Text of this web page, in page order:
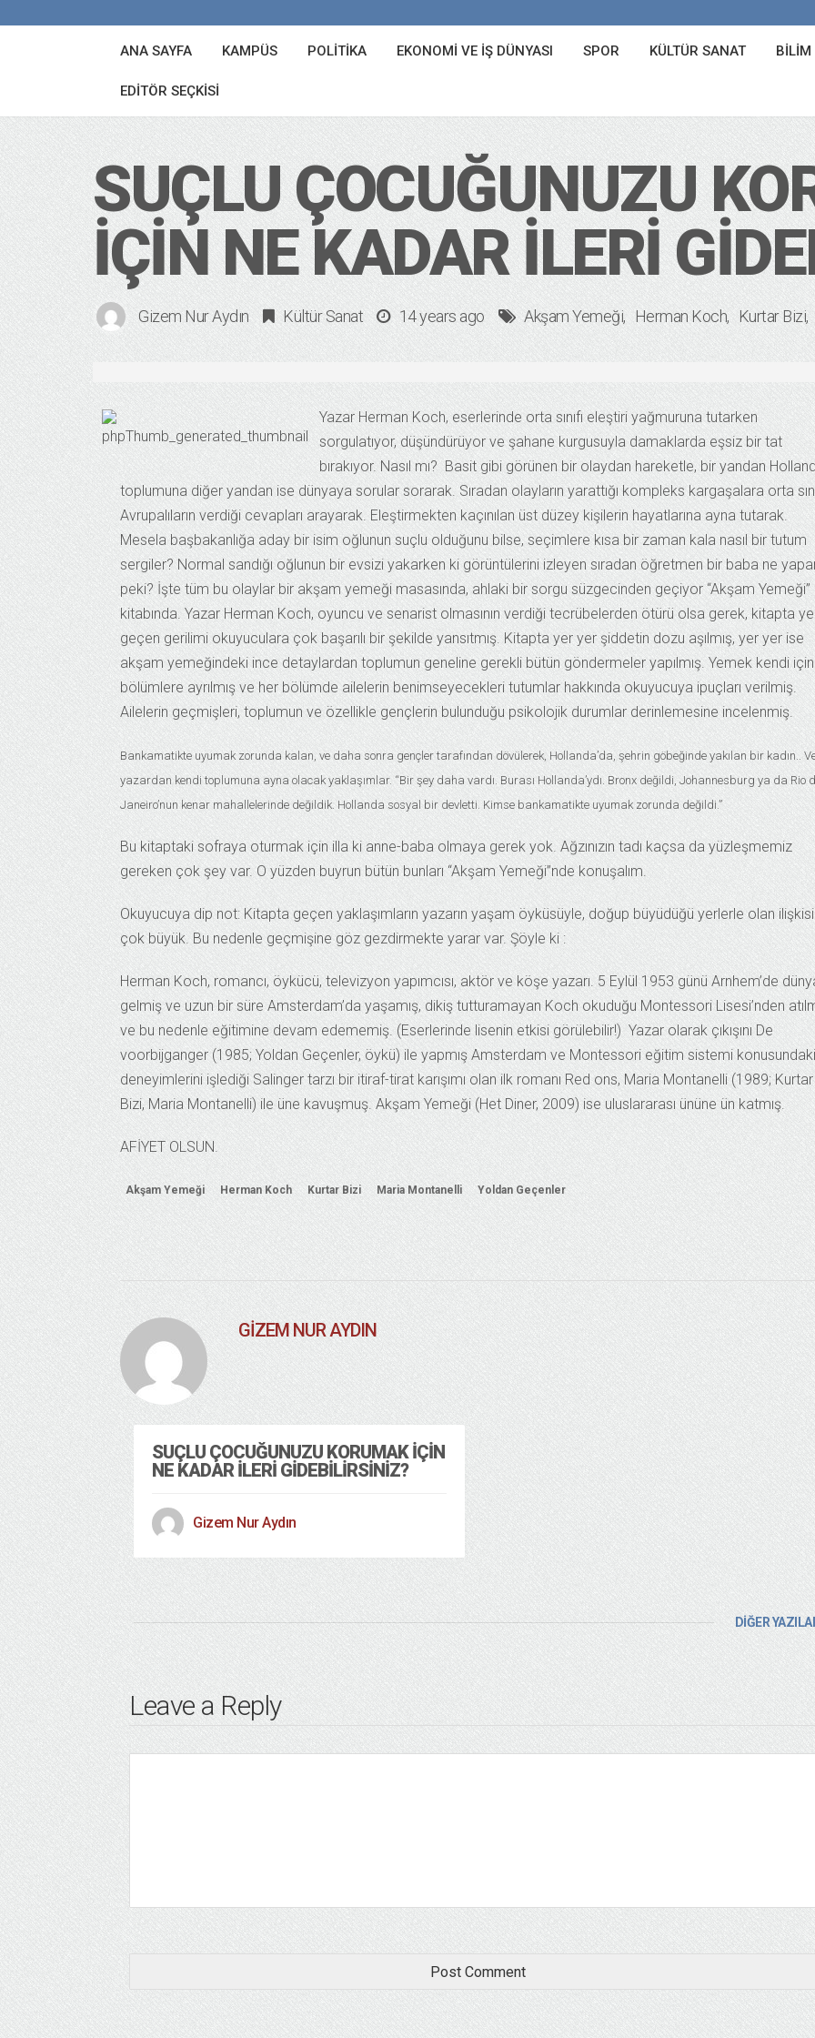
ANA SAYFA KAMPÜS POLITIKA EKONOMI VE İŞ DÜNYASI SPOR KÜLTÜR SANAT BILIM
EDITÖR SEÇKISI
SUÇLU ÇOCUĞUNUZU
İÇIN NE KADAR İLERI
Gizem Nur Aydın Kültür Sanat 14 years ago Akşam Yemeği Herman Koch Kurtar Bizi
Yazar Herman Koch, eserlerinde orta sınıfı eleştiri yağmuruna tutarken
sorgulatıyor, düşündürüyor ve şahane kurgusuyla damaklarda eşsiz bir tat
bırakıyor. Nasıl mı? Basit gibi görünen bir olaydan hareketle, bir yandan
toplumuna diğer yandan ise dünyaya sorular sorarak. Sıradan olayların yarattığı kompleks kargaşalara orta
Avrupalıların verdiği cevapları arayarak. Eleştirmekten kaçınılan üst düzey kişilerin hayatlarına ayna tutarak.
Mesela başbakanlığa aday bir isim oğlunun suçlu olduğunu bilse, seçimlere kısa bir zaman kala nasıl bir tutum
sergiler? Normal sandığı oğlunun bir evsizi yakarken ki görüntülerini izleyen sıradan öğretmen bir baba ne
peki? İşte tüm bu olaylar bir akşam yemeği masasında, ahlaki bir sorgu süzgecinden geçiyor “Akşam Yemeği”
kitabında. Yazar Herman Koch, oyuncu ve senarist olmasının verdiği tecrübelerden ötürü olsa gerek, kitapta
geçen gerilimi okuyuculara çok başarılı bir şekilde yansıtmış. Kitapta yer yer şiddetin dozu aşılmış, yer yer ise
akşam yemeğindeki ince detaylardan toplumun geneline gerekli bütün göndermeler yapılmış. Yemek kendi
bölümlere ayrılmış ve her bölümde ailelerin benimseyecekleri tutumlar hakkında okuyucuya ipuçları verilmiş.
Ailelerin geçmişleri, toplumun ve özellikle gençlerin bulunduğu psikolojik durumlar derinlemesine incelenmiş.
Bankamatikte uyumak zorunda kalan, ve daha sonra gençler tarafından dövülerek, Hollanda’da, şehrin göbeğinde yakılan bir kadın..
yazardan kendi toplumuna ayna olacak yaklaşımlar. “Bir şey daha vardı. Burası Hollanda’ydı. Bronx değildi, Johannesburg ya da Rio
Janeiro’nun kenar mahallelerinde değildik. Hollanda sosyal bir devletti. Kimse bankamatikte uyumak zorunda değildi.”
Bu kitaptaki sofraya oturmak için illa ki anne-baba olmaya gerek yok. Ağzınızın tadı kaçsa da yüzleşmemiz
gereken çok şey var. O yüzden buyrun bütün bunları “Akşam Yemeği”nde konuşalım.
Okuyucuya dip not: Kitapta geçen yaklaşımların yazarın yaşam öyküsüyle, doğup büyüdüğü yerlerle olan ilişkisi
çok büyük. Bu nedenle geçmişine göz gezdirmekte yarar var. Şöyle ki :
Herman Koch, romancı, öykücü, televizyon yapımcısı, aktör ve köşe yazarı. 5 Eylül 1953 günü Arnhem’de
gelmiş ve uzun bir süre Amsterdam’da yaşamış, dikiş tutturamayan Koch okuduğu Montessori Lisesi’nden
ve bu nedenle eğitimine devam edememiş. (Eserlerinde lisenin etkisi görülebilir!) Yazar olarak çıkışını De
voorbijganger (1985; Yoldan Geçenler, öykü) ile yapmış Amsterdam ve Montessori eğitim sistemi konusundaki
deneyimlerini işlediği Salinger tarzı bir itiraf-tirat karışımı olan ilk romanı Red ons, Maria Montanelli (1989; Kurtar
Bizi, Maria Montanelli) ile üne kavuşmuş. Akşam Yemeği (Het Diner, 2009) ise uluslararası ününe ün katmış.
AFİYET OLSUN.
Akşam Yemeği Herman Koch Kurtar Bizi Maria Montanelli Yoldan Geçenler
GIZEM NUR AYDIN
SUÇLU ÇOCUĞUNUZU KORUMAK İÇIN
NE KADAR İLERI GIDEBILIRSINIZ?
Gizem Nur Aydın
DİĞER
Leave a Reply